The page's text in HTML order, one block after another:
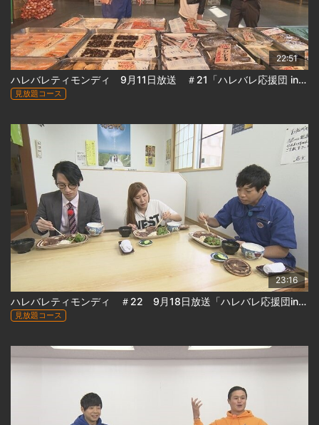
22:51
ハレバレティモンディ 9月11日放送 ＃21「ハレバレ応援団 in 稚内②」
見放題コース
23:16
ハレバレティモンディ ＃22 9月18日放送「ハレバレ応援団in稚内③」
見放題コース